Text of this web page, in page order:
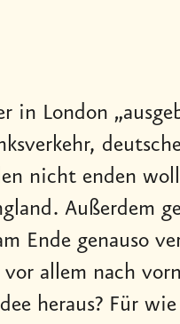
in London
nicht enden
Außerdem
Ende genauso
allem nach
heraus? Für